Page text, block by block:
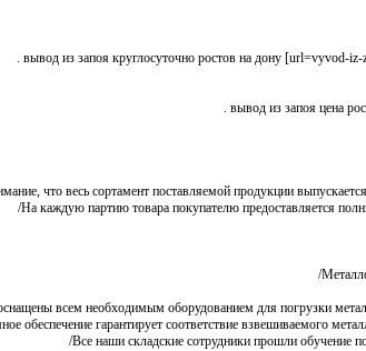
вывод из запоя круглосуточно ростов на дону [url=vyvod-
вывод из запоя цена
что весь сортамент поставляемой продукции
На каждую партию товара покупателю предоставляется
всем необходимым оборудованием для погрузки
обеспечение гарантирует соответствие взвешиваемого
Все наши складские сотрудники прошли обучение